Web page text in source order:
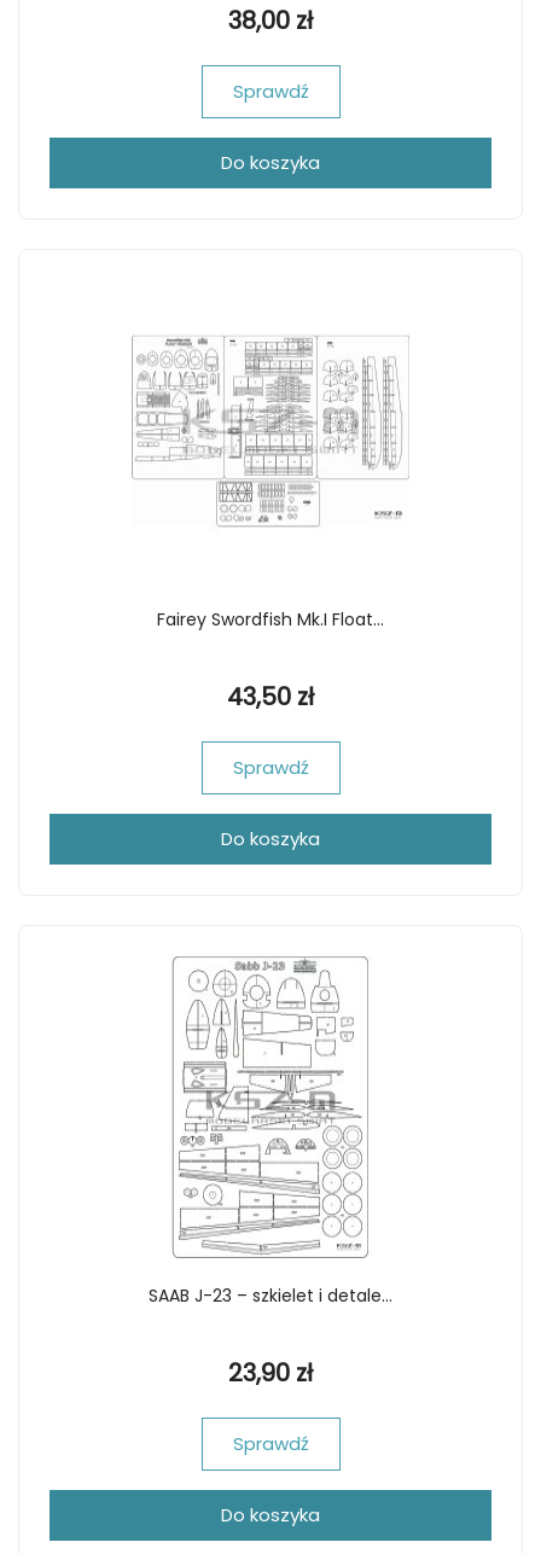
38,00 zł
Sprawdź
Do koszyka
Fairey Swordfish Mk.I Float...
43,50 zł
Sprawdź
Do koszyka
SAAB J-23 – szkielet i detale...
23,90 zł
Sprawdź
Do koszyka